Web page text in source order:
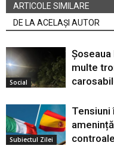
ARTICOLE SIMILARE
DE LA ACELAȘI AUTOR
Social
multe
Subiectul Zilei
Tensiuni